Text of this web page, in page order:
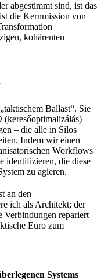
abgestimmt sind, ist das
die Kernmission von
kohärenten
Ballast“. Sie
(keresőoptimalizálás)
– die alle in Silos
Indem wir einen
Workflows
identifizieren, die diese
zu agieren.
an den
ich als Architekt; der
Verbindungen repariert
Euro zum
Systems